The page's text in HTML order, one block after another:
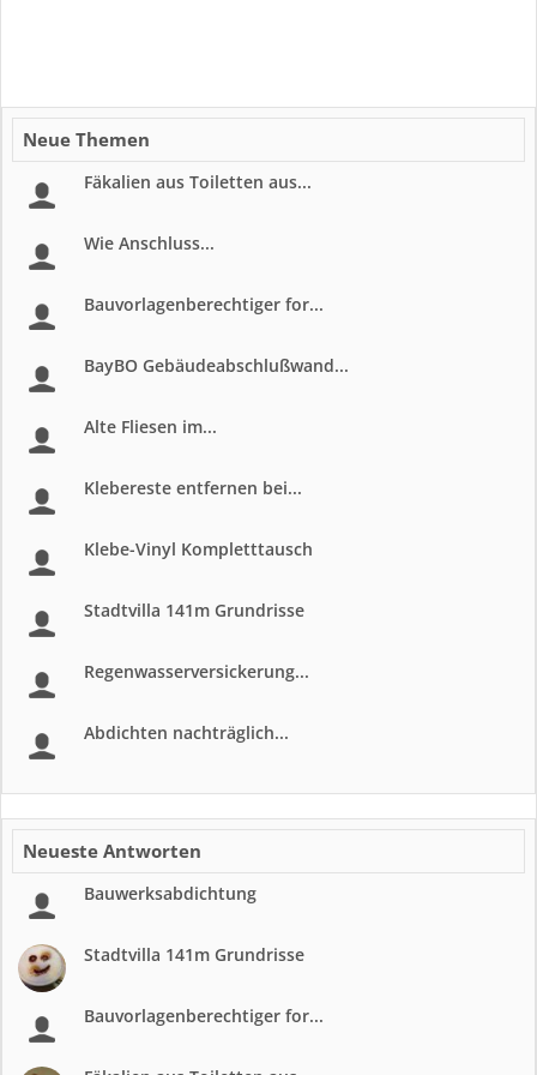
Neue Themen
Fäkalien aus Toiletten aus...
Wie Anschluss...
Bauvorlagenberechtiger for...
BayBO Gebäudeabschlußwand...
Alte Fliesen im...
Klebereste entfernen bei...
Klebe-Vinyl Kompletttausch
Stadtvilla 141m Grundrisse
Regenwasserversickerung...
Abdichten nachträglich...
Neueste Antworten
Bauwerksabdichtung
Stadtvilla 141m Grundrisse
Bauvorlagenberechtiger for...